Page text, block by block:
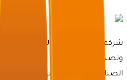
شركة مصنع خدمات الرعاية
وتصنيع أنظمة لوحات كهربائية
الصناعات بأحدث التقنيات وخبرة لا